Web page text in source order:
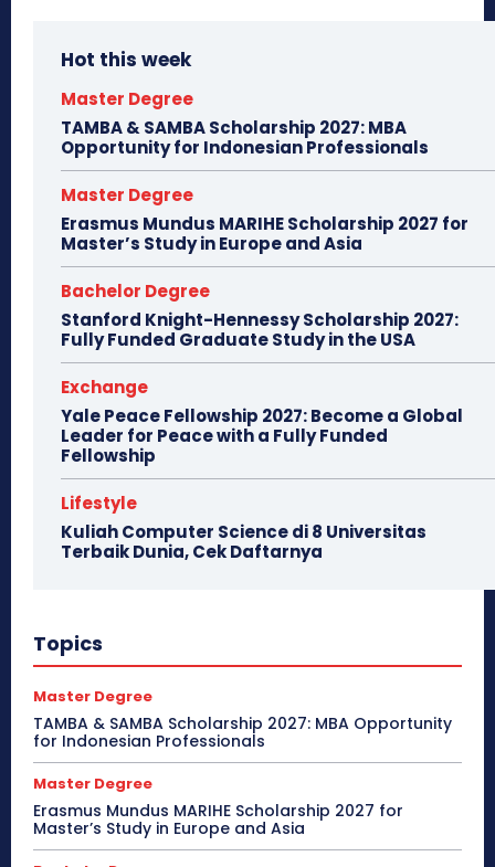
Hot this week
Master Degree
TAMBA & SAMBA Scholarship 2027: MBA
Opportunity for Indonesian Professionals
Master Degree
Erasmus Mundus MARIHE Scholarship 2027 for
Master’s Study in Europe and Asia
Bachelor Degree
Stanford Knight-Hennessy Scholarship 2027:
Fully Funded Graduate Study in the USA
Exchange
Yale Peace Fellowship 2027: Become a Global
Leader for Peace with a Fully Funded
Fellowship
Lifestyle
Kuliah Computer Science di 8 Universitas
Terbaik Dunia, Cek Daftarnya
Topics
Master Degree
TAMBA & SAMBA Scholarship 2027: MBA Opportunity
for Indonesian Professionals
Master Degree
Erasmus Mundus MARIHE Scholarship 2027 for
Master’s Study in Europe and Asia